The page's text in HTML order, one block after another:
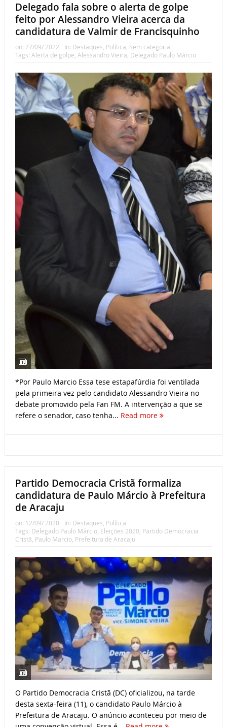
Delegado fala sobre o alerta de golpe
feito por Alessandro Vieira acerca da
candidatura de Valmir de Francisquinho
on: 27/09/ 2022 In: Destaques, Política, Sem categoria
Tags: Alerta de golpe, Alessandro Vieira, Delegado Paulo Márcio
*Por Paulo Marcio Essa tese estapafúrdia foi ventilada
pela primeira vez pelo candidato Alessandro Vieira no
debate promovido pela Fan FM. A intervenção a que se
refere o senador, caso tenha... Read more
Partido Democracia Cristã formaliza
candidatura de Paulo Márcio à Prefeitura
de Aracaju
on: 12/09/ 2020 In: Destaques, Política
Tags: Delegado Paulo Márcio, Eleições 2020, Partido Democracia
Cristã, Paulo Marcio, Prefeitura de Aracaju
O Partido Democracia Cristã (DC) oficializou, na tarde
desta sexta-feira (11), o candidato Paulo Márcio à
Prefeitura de Aracaju. O anúncio aconteceu por meio de